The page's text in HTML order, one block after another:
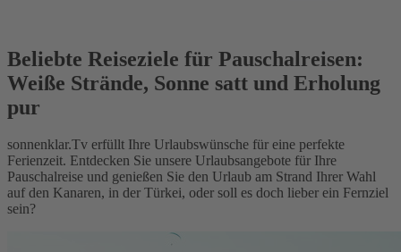
Beliebte Reiseziele für Pauschalreisen:
Weiße Strände, Sonne satt und Erholung
pur
sonnenklar.Tv erfüllt Ihre Urlaubswünsche für eine perfekte
Ferienzeit. Entdecken Sie unsere Urlaubsangebote für Ihre
Pauschalreise und genießen Sie den Urlaub am Strand Ihrer Wahl
auf den Kanaren, in der Türkei, oder soll es doch lieber ein Fernziel
sein?